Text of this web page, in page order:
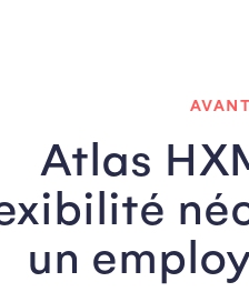
Atlas
un